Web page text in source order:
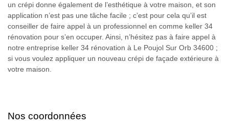
un crépi donne également de l’esthétique à votre maison, et son
application n’est pas une tâche facile ; c’est pour cela qu’il est
conseiller de faire appel à un professionnel en comme keller 34
rénovation pour s’en occuper. Ainsi, n’hésitez pas à faire appel à
notre entreprise keller 34 rénovation à Le Poujol Sur Orb 34600 ;
si vous voulez appliquer un nouveau crépi de façade extérieure à
votre maison.
Nos coordonnées